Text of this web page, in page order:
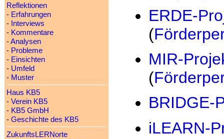
Reflektionen
- Erfahrungen
- Interviews
- Kommentare
-Analysen
- Probleme
- Einsichten
- Umfeld
- Muster
Haus KB5
- Verein KB5
- KB5 GmbH
- Geschichte des KB5
ZukunftsLERNorte
ERDE-
(
MIR-
(
BRIDGE-
iLEARN-